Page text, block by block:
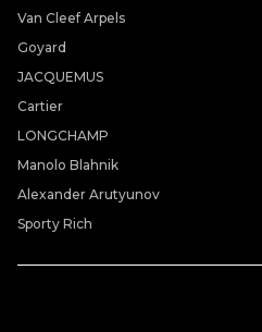
Van Cleef Arpels
Goyard
JACQUEMUS
Cartier
LONGCHAMP
Manolo Blahnik
Alexander Arutyunov
Sporty Rich